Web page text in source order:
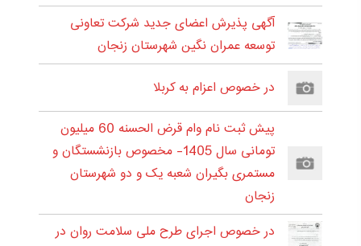
آگهی پذیرش اعضای جدید شرکت تعاونی
توسعه عمران نگین شهرستان زنجان
در خصوص اعزام به کربلا
پیش ثبت نام وام قرض الحسنه 60 میلیون
تومانی سال 1405- مخصوص بازنشستگان و
مستمری بگیران شعبه یک و دو شهرستان
زنجان
در خصوص اجرای طرح ملی سلامت روان در